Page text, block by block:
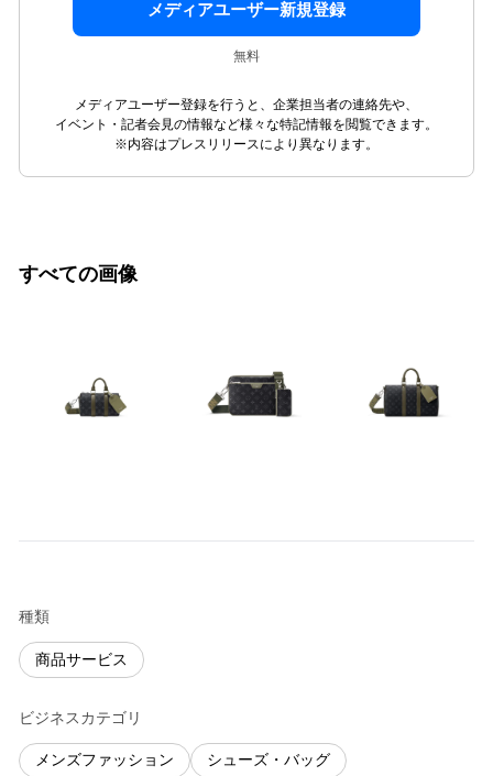
メディアユーザー新規登録
無料
メディアユーザー登録を行うと、企業担当者の連絡先や、
イベント・記者会見の情報など様々な特記情報を閲覧できます。
※内容はプレスリリースにより異なります。
すべての画像
種類
商品サービス
ビジネスカテゴリ
メンズファッション シューズ・バッグ